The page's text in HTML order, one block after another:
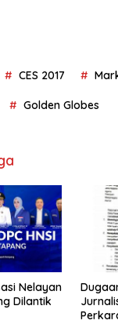
CES 2017
Golden Globes
Nelayan
Dilantik